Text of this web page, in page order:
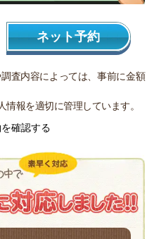
ネット予約
査内容によっては、事前に金額
報を適切に管理しています。
確認する